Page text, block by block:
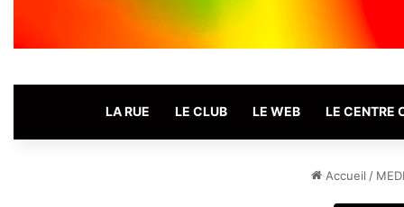
LA RUE LE CLUB LE WEB LE CENTRE
Accueil /